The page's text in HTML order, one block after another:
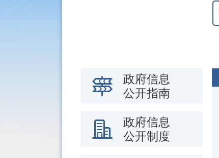
政府信息
公开指南
政府信息
公开制度